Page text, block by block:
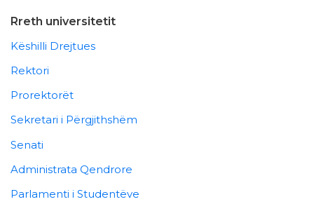
Rreth universitetit
Këshilli Drejtues
Rektori
Prorektorët
Sekretari i Përgjithshëm
Senati
Administrata Qendrore
Parlamenti i Studentëve